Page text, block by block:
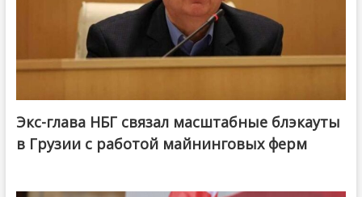
Экс-глава НБГ связал масштабные блэкауты
в Грузии с работой майнинговых ферм